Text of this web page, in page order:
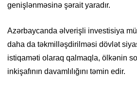
genişlənməsinə şərait yaradır.
Azərbaycanda əlverişli investisiya
daha da təkmilləşdirilməsi dövlət
istiqaməti olaraq qalmaqla, ölkənin
inkişafının davamlılığını təmin edir.